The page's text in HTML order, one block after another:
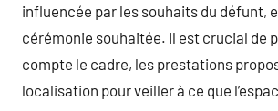
influencée par les souhaits du défunt,
cérémonie souhaitée. Il est crucial de
compte le cadre, les prestations
localisation pour veiller à ce que